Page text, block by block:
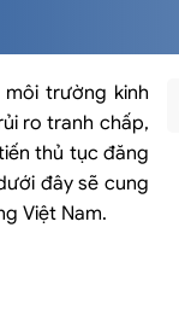
trường kinh
ro tranh chấp,
thủ tục đăng
đây sẽ cung
Việt Nam.